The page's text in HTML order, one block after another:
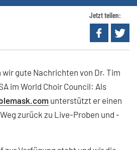
Jetzt teilen:
gute Nachrichten von Dr. Tim
im World Choir Council: Als
unterstützt er einen
zurück zu Live-Proben und -